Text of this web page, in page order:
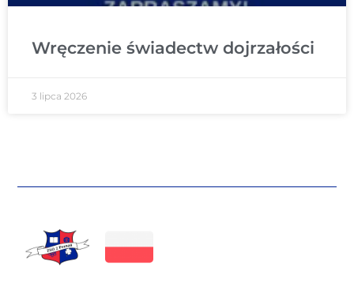
Wręczenie świadectw dojrzałości
3 lipca 2026